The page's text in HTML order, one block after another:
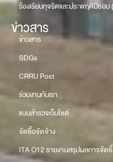
ร้องเรียนทุจริตและประพฤติมิชอบ
ข่าวสาร
ข่าวสาร
SDGs
CRRU Post
ร่วมงานกับเรา
แบบสำรวจเว็บไซต์
จัดซื้อจัดจ้าง
ITA O12 รายงานสรุปผลการจั